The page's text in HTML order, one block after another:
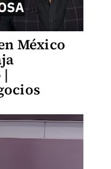
México
|